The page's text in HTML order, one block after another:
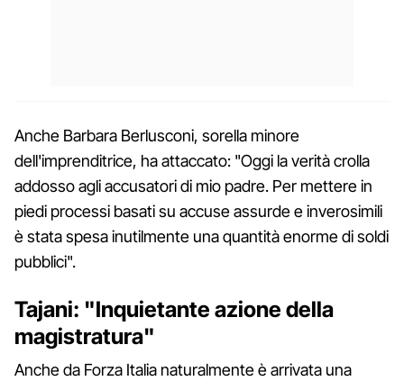
Anche Barbara Berlusconi, sorella minore
dell'imprenditrice, ha attaccato: "Oggi la verità crolla
addosso agli accusatori di mio padre. Per mettere in
piedi processi basati su accuse assurde e inverosimili
è stata spesa inutilmente una quantità enorme di soldi
pubblici".
Tajani: "Inquietante azione della
magistratura"
Anche da Forza Italia naturalmente è arrivata una